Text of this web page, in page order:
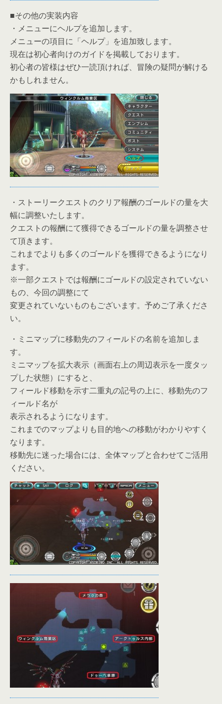
■その他の実装内容
・メニューにヘルプを追加します。
メニューの項目に「ヘルプ」を追加致します。
現在は初心者向けのガイドを掲載しております。
初心者の皆様はぜひ一読頂ければ、冒険の疑問が解ける
かもしれません。
・ストーリークエストのクリア報酬のゴールドの量を大
幅に調整いたします。
クエストの報酬にて獲得できるゴールドの量を調整させ
て頂きます。
これまでよりも多くのゴールドを獲得できるようになり
ます。
※一部クエストでは報酬にゴールドの設定されていない
もの、今回の調整にて
変更されていないものもございます。予めご了承くださ
い。
・ミニマップに移動先のフィールドの名前を追加しま
す。
ミニマップを拡大表示（画面右上の周辺表示を一度タッ
プした状態）にすると、
フィールド移動を示す二重丸の記号の上に、移動先のフ
ィールド名が
表示されるようになります。
これまでのマップよりも目的地への移動がわかりやすく
なります。
移動先に迷った場合には、全体マップと合わせてご活用
ください。